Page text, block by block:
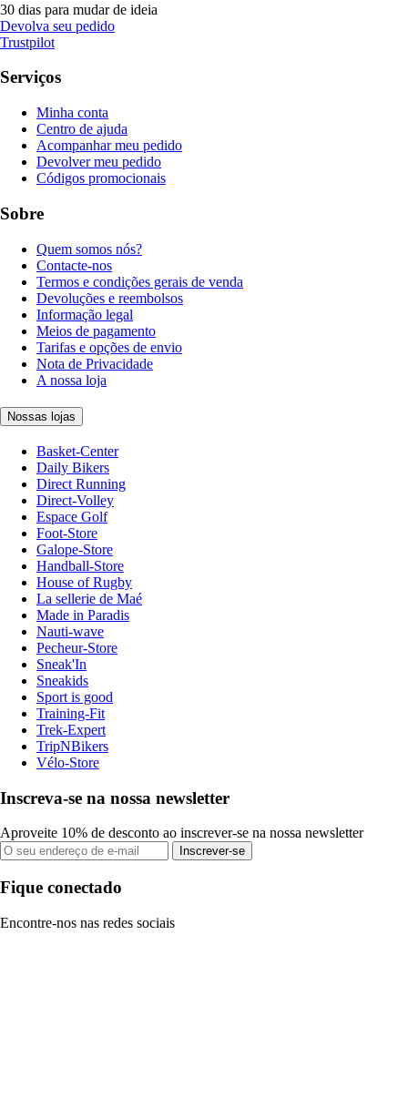
30 dias para mudar de ideia
Devolva seu pedido
Trustpilot
Serviços
Minha conta
Centro de ajuda
Acompanhar meu pedido
Devolver meu pedido
Códigos promocionais
Sobre
Quem somos nós?
Contacte-nos
Termos e condições gerais de venda
Devoluções e reembolsos
Informação legal
Meios de pagamento
Tarifas e opções de envio
Nota de Privacidade
A nossa loja
Nossas lojas
Basket-Center
Daily Bikers
Direct Running
Direct-Volley
Espace Golf
Foot-Store
Galope-Store
Handball-Store
House of Rugby
La sellerie de Maé
Made in Paradis
Nauti-wave
Pecheur-Store
Sneak'In
Sneakids
Sport is good
Training-Fit
Trek-Expert
TripNBikers
Vélo-Store
Inscreva-se na nossa newsletter
Aproveite 10% de desconto ao inscrever-se na nossa newsletter
Inscrever-se
Fique conectado
Encontre-nos nas redes sociais